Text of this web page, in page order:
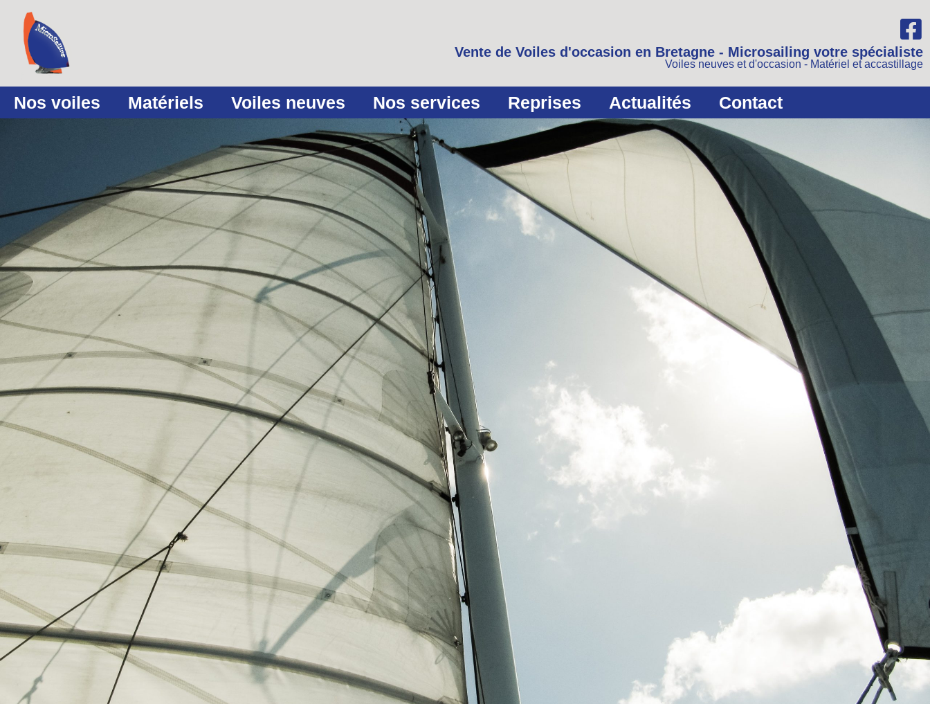
Vente de Voiles d'occasion en Bretagne - Microsailing votre spécialiste
Voiles neuves et d'occasion - Matériel et accastillage
Nos voiles Matériels Voiles neuves Nos services Reprises Actualités Contact